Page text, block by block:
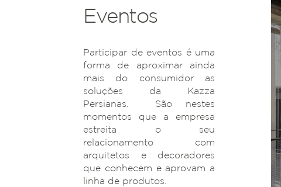
Eventos
Participar de eventos é uma
forma de aproximar ainda
mais do consumidor as
soluções da Kazza
Persianas. São nestes
momentos que a empresa
estreita o seu
relacionamento com
arquitetos e decoradores
que conhecem e aprovam a
linha de produtos.